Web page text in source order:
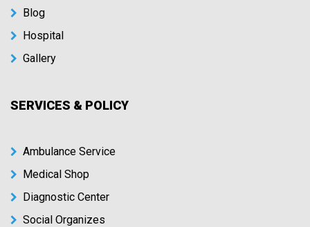
Blog
Hospital
Gallery
SERVICES & POLICY
Ambulance Service
Medical Shop
Diagnostic Center
Social Organizes